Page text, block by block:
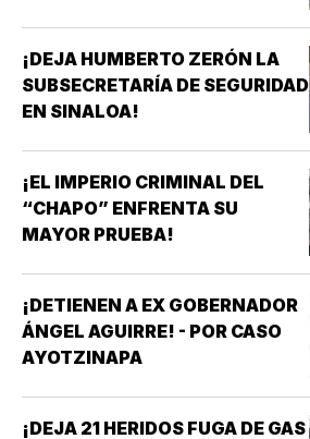
¡DEJA HUMBERTO ZERÓN LA
SUBSECRETARÍA DE SEGURIDAD
EN SINALOA!
¡EL IMPERIO CRIMINAL DEL
“CHAPO” ENFRENTA SU
MAYOR PRUEBA!
¡DETIENEN A EX GOBERNADOR
ÁNGEL AGUIRRE! - POR CASO
AYOTZINAPA
¡DEJA 21 HERIDOS FUGA DE GAS